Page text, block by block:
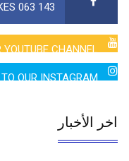
143 063 J'AIMES LIKES
YOUTUBE CHANNEL
2760 LIKES
OUR INSTAGRAM
اخر الأخبار